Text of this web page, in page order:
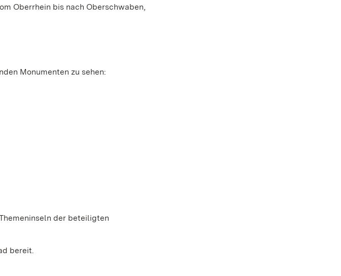
Oberrhein bis nach Oberschwaben,
Monumenten zu sehen:
der beteiligten
bereit.